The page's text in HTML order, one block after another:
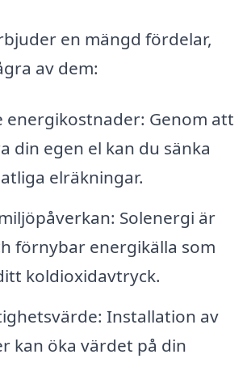
en mängd fördelar,
av dem:
energikostnader: Genom att
din egen el kan du sänka
elräkningar.
Solenergi är
förnybar energikälla som
koldioxidavtryck.
Installation av
kan öka värdet på din